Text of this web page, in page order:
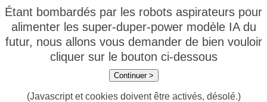
Étant bombardés par les robots aspirateurs pour
alimenter les super-duper-power modèle IA du
futur, nous allons vous demander de bien vouloir
cliquer sur le bouton ci-dessous
Continuer >
(Javascript et cookies doivent être activés, désolé.)